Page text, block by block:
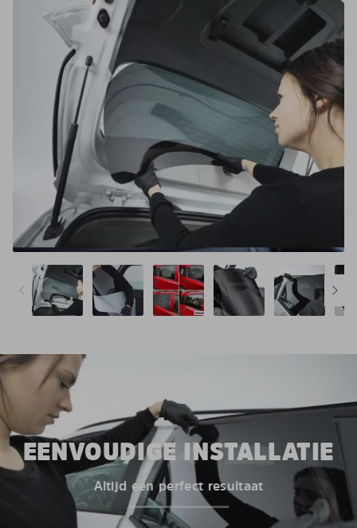
EENVOUDIGE INSTALLATIE
Altijd een perfect resultaat